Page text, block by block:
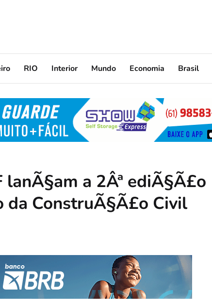
RIO Interior Mundo Economia Brasil
a 2Âª ediÃ§Ã£o
da ConstruÃ§Ã£o Civil